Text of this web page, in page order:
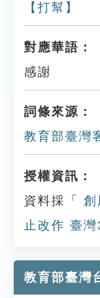
【打幫】
對應華語：
感謝
詞條來源：
教育部臺灣
授權資訊：
資料採「
創
止改作 臺
教育部臺灣